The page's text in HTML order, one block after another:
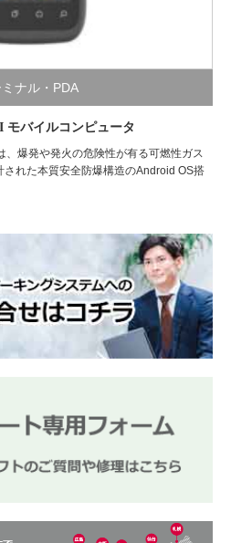
ナル・PDA
モバイルコンピュータ
爆発や発火の危険性が有る可燃性ガス
れた本質安全防爆構造のAndroid OS搭